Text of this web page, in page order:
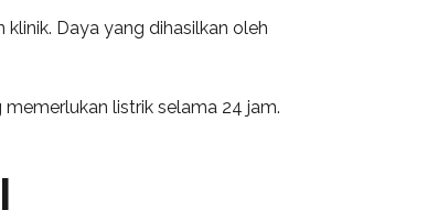
Daya yang dihasilkan oleh
listrik selama 24 jam.